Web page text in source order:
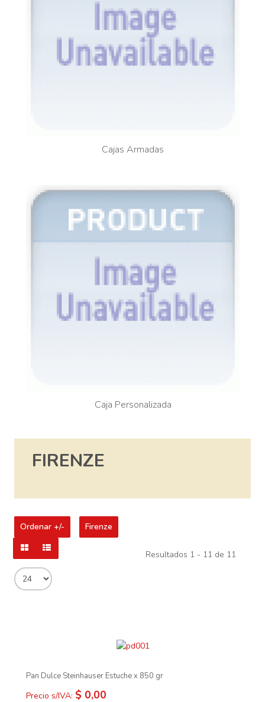
Cajas Armadas
Caja Personalizada
FIRENZE
Ordenar +/- Firenze
Resultados 1 - 11 de 11
Pan Dulce Steinhauser Estuche x 850 gr
Precio s/IVA: $ 0,00